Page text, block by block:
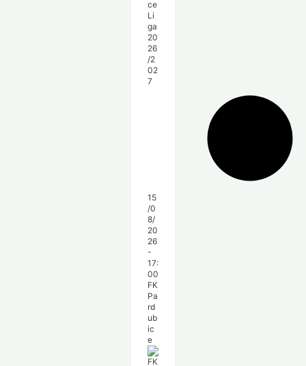
15
/0
8/
20
26
-
17:
00
FK
Pa
rd
ub
ic
e